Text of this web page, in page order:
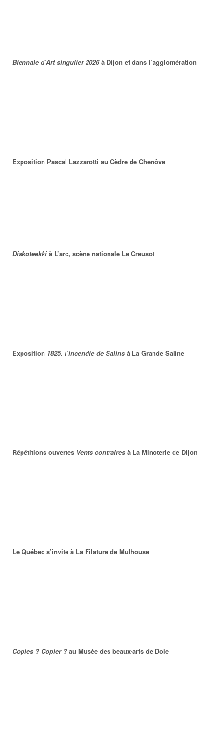
Biennale d’Art singulier 2026à Dijon et dans l’agglomération
Exposition Pascal Lazzarotti au Cèdre de Chenôve
Diskoteekki à L’arc, scène nationale Le Creusot
Exposition 1825, l’incendie de Salins à La Grande Saline
Répétitions ouvertes Vents contraires à La Minoterie de Dijon
Le Québec s’invite à La Filature de Mulhouse
Copies ? Copier ? au Musée des beaux-arts de Dole